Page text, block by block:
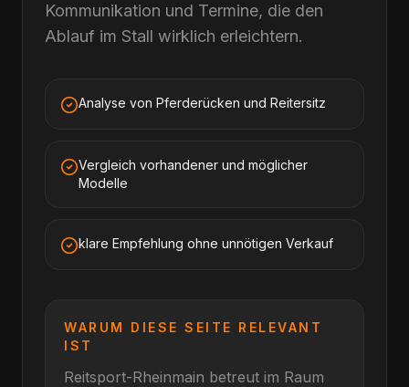
Kommunikation und Termine, die den
Ablauf im Stall wirklich erleichtern.
Analyse von Pferderücken und Reitersitz
Vergleich vorhandener und möglicher
Modelle
klare Empfehlung ohne unnötigen Verkauf
WARUM DIESE SEITE RELEVANT
IST
Reitsport-Rheinmain betreut im Raum